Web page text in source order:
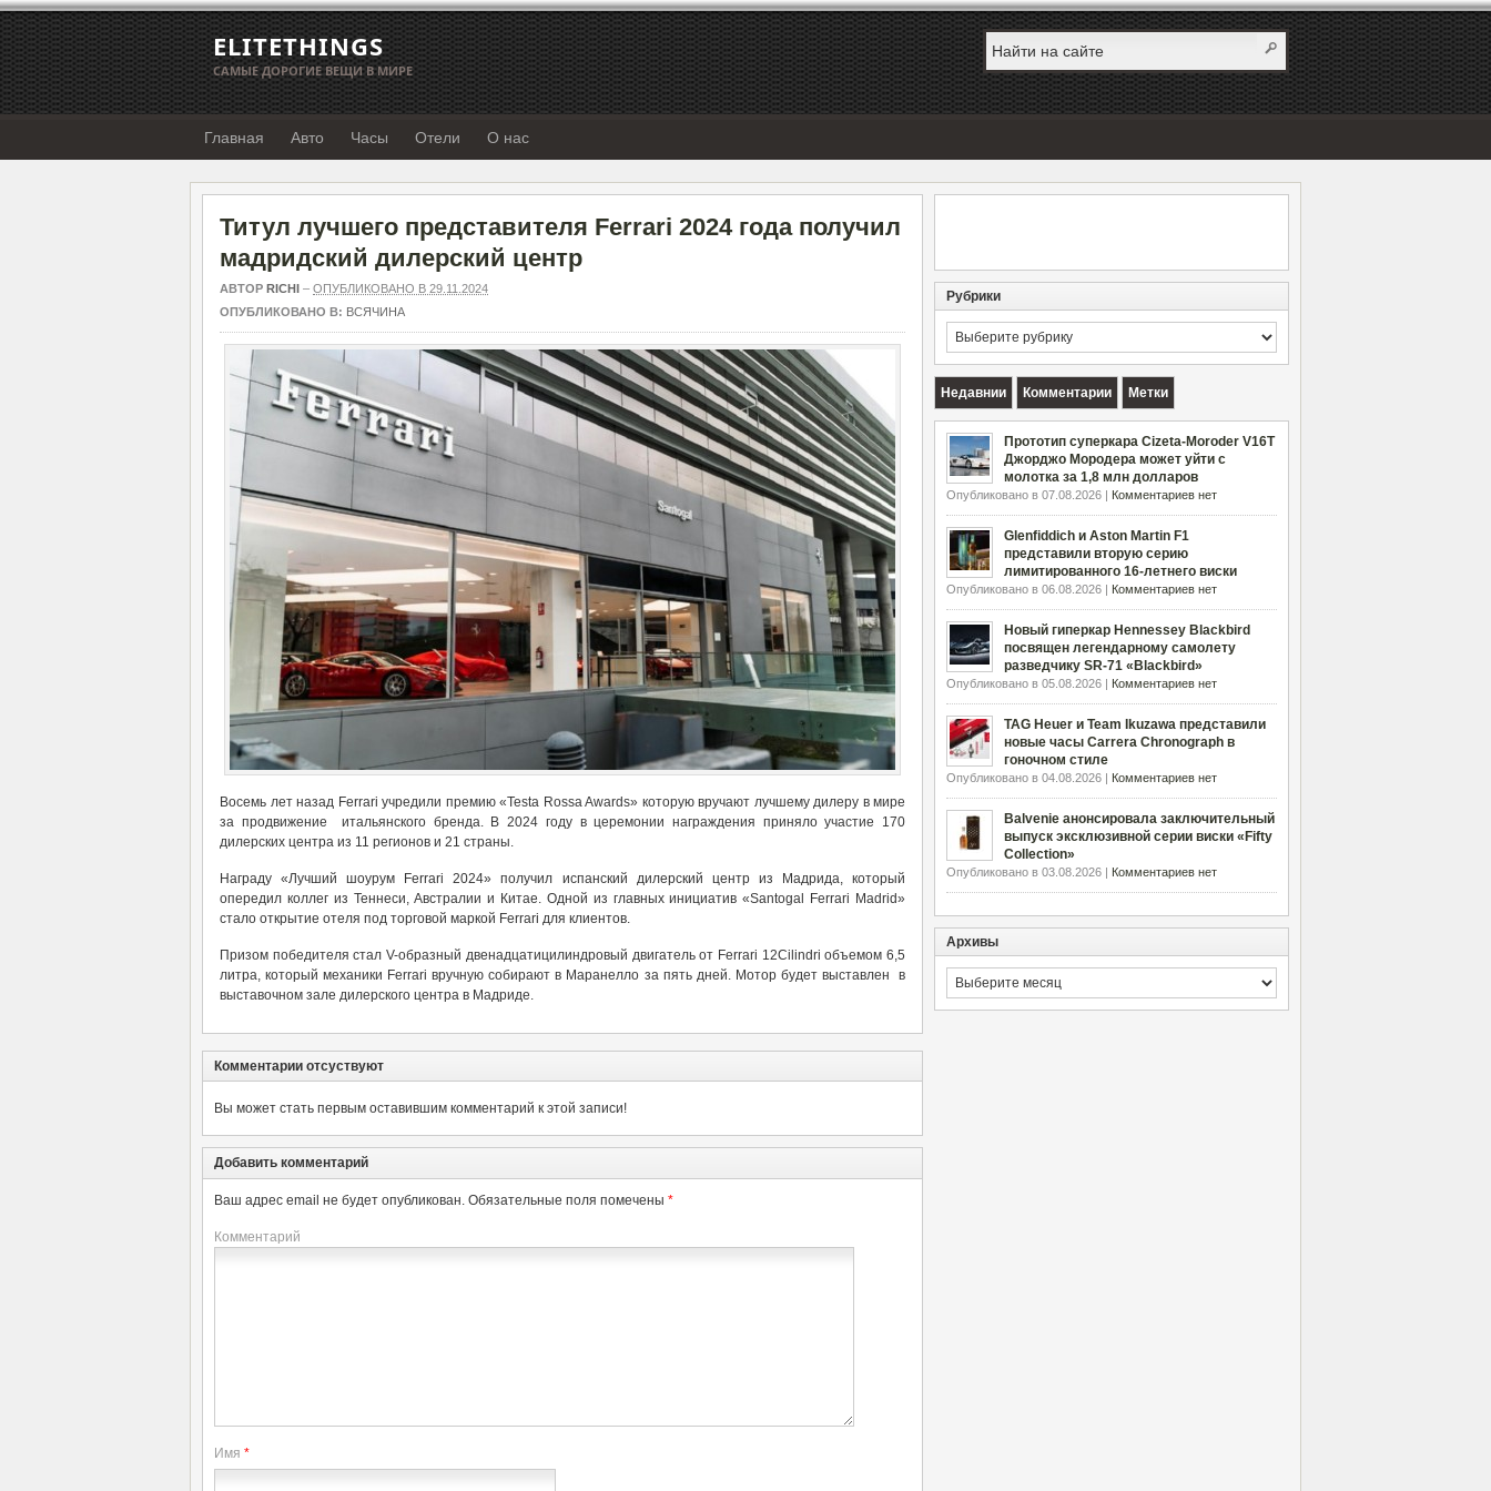
ELITETHINGS
САМЫЕ ДОРОГИЕ ВЕЩИ В МИРЕ
Главная Авто Часы Отели О нас
Титул лучшего представителя Ferrari 2024 года получил
мадридский дилерский центр
АВТОР RICHI – ОПУБЛИКОВАНО В 29.11.2024
ОПУБЛИКОВАНО В: ВСЯЧИНА
Восемь лет назад Ferrari учредили премию «Testa Rossa Awards» которую вручают лучшему дилеру в мире
за продвижение итальянского бренда. В 2024 году в церемонии награждения приняло участие 170
дилерских центра из 11 регионов и 21 страны.
Награду «Лучший шоурум Ferrari 2024» получил испанский дилерский центр из Мадрида, который
опередил коллег из Теннеси, Австралии и Китае. Одной из главных инициатив «Santogal Ferrari Madrid»
стало открытие отеля под торговой маркой Ferrari для клиентов.
Призом победителя стал V-образный двенадцатицилиндровый двигатель от Ferrari 12Cilindri объемом 6,5
литра, который механики Ferrari вручную собирают в Маранелло за пять дней. Мотор будет выставлен в
выставочном зале дилерского центра в Мадриде.
Комментарии отсуствуют
Вы может стать первым оставившим комментарий к этой записи!
Добавить комментарий
Ваш адрес email не будет опубликован. Обязательные поля помечены *
Комментарий
Имя *
Рубрики
Рубрики
Недавнии Комментарии Метки
Прототип суперкара Cizeta-Moroder V16T
Джорджо Мородера может уйти с
молотка за 1,8 млн долларов
Опубликовано в 07.08.2026 | Комментариев нет
Glenfiddich и Aston Martin F1
представили вторую серию
лимитированного 16-летнего виски
Опубликовано в 06.08.2026 | Комментариев нет
Новый гиперкар Hennessey Blackbird
посвящен легендарному самолету
разведчику SR-71 «Blackbird»
Опубликовано в 05.08.2026 | Комментариев нет
TAG Heuer и Team Ikuzawa представили
новые часы Carrera Chronograph в
гоночном стиле
Опубликовано в 04.08.2026 | Комментариев нет
Balvenie анонсировала заключительный
выпуск эксклюзивной серии виски «Fifty
Collection»
Опубликовано в 03.08.2026 | Комментариев нет
Архивы
Архивы